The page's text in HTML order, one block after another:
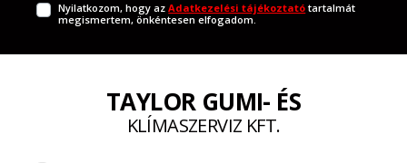
Nyilatkozom, hogy azAdatkezelési tájékoztató tartalmát
megismertem, önkéntesen elfogadom.
TAYLOR GUMI- ÉS
KLÍMASZERVIZ KFT.